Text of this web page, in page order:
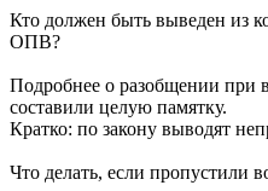
Кто должен быть выведен из
ОПВ?
Подробнее о разобщении
составили целую памятку.
Кратко: по закону выводят
Что делать, если пропустили